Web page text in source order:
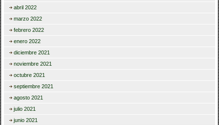
abril 2022
marzo 2022
febrero 2022
enero 2022
diciembre 2021
noviembre 2021
octubre 2021
septiembre 2021
agosto 2021
julio 2021
junio 2021